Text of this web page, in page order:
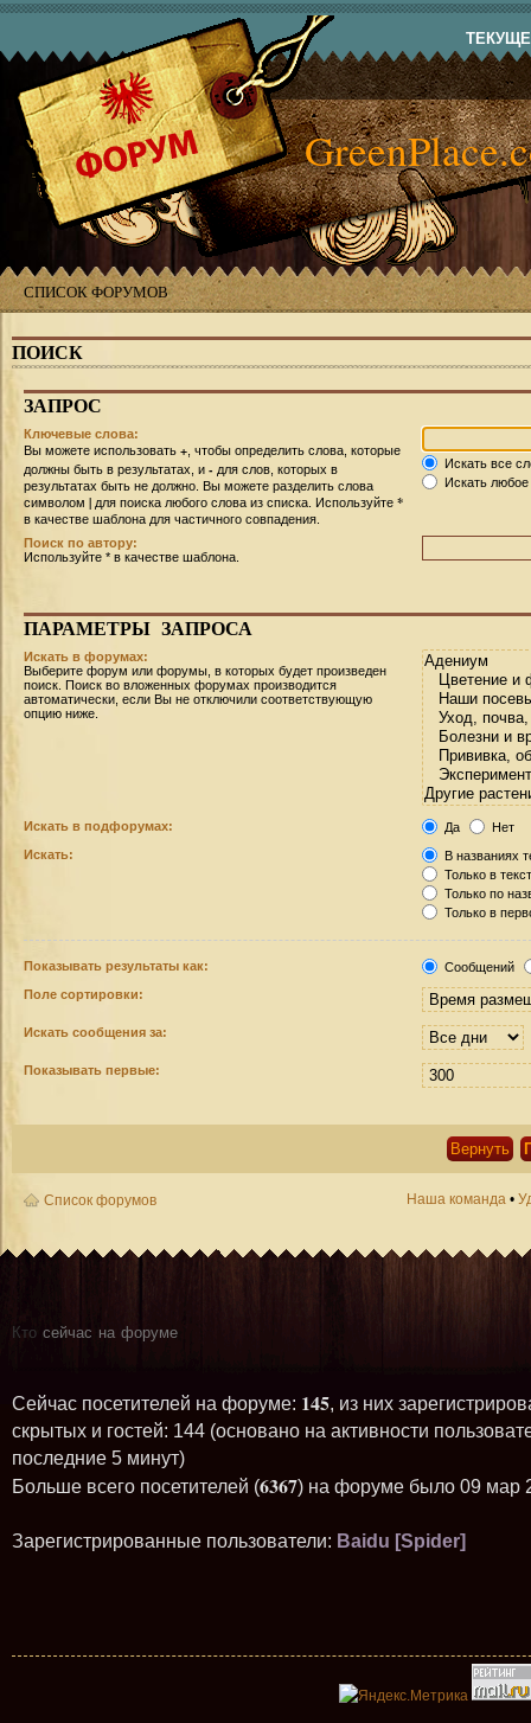
СПИСОК ФОРУМОВ
ПОИСК
ЗАПРОС
Ключевые слова:
Вы можете использовать + , чтобы определить слова, которые
должны быть в результатах, и - для слов, которых в
результатах быть не должно. Вы можете разделить слова
символом | для поиска любого слова из списка. Используйте *
в качестве шаблона для частичного совпадения.
Искать все
Искать
Поиск по автору:
Используйте * в качестве шаблона.
ПАРАМЕТРЫ ЗАПРОСА
Искать в форумах:
Выберите форум или форумы, в которых будет произведен
поиск. Поиск во вложенных форумах производится
автоматически, если Вы не отключили соответствующую
опцию ниже.
Искать в подфорумах: Да
Нет
Искать:
В названиях
Только в
Только по
Только в
Показывать результаты как:
Сообщений
Поле сортировки:
Искать сообщения за:
Показывать первые:
Список форумов Наша команда •
Кто сейчас на форуме
Сейчас посетителей на форуме: 145, из них
скрытых и гостей: 144 (основано на активности
последние 5 минут)
Больше всего посетителей (6367) на форуме было 09 мар
Зарегистрированные пользователи: Baidu [Spider]